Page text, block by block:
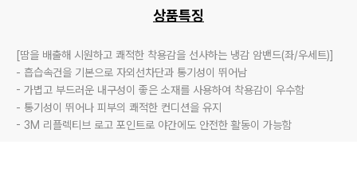
상품특징
[땀을 배출해 시원하고 쾌적한 착용감을 선사하는 냉감 암밴드(좌/우세트)]
- 흡습속건을 기본으로 자외선차단과 통기성이 뛰어남
- 가볍고 부드러운 내구성이 좋은 소재를 사용하여 착용감이 우수함
- 통기성이 뛰어나 피부의 쾌적한 컨디션을 유지
- 3M 리플렉티브 로고 포인트로 야간에도 안전한 활동이 가능함